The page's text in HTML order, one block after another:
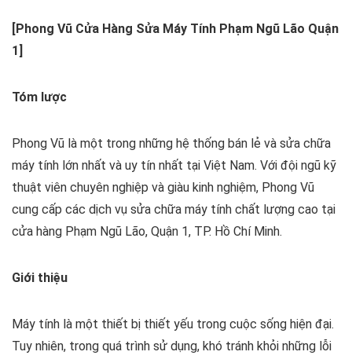
[Phong Vũ Cửa Hàng Sửa Máy Tính Phạm Ngũ Lão Quận
1]
Tóm lược
Phong Vũ là một trong những hệ thống bán lẻ và sửa chữa
máy tính lớn nhất và uy tín nhất tại Việt Nam. Với đội ngũ kỹ
thuật viên chuyên nghiệp và giàu kinh nghiệm, Phong Vũ
cung cấp các dịch vụ sửa chữa máy tính chất lượng cao tại
cửa hàng Phạm Ngũ Lão, Quận 1, TP. Hồ Chí Minh.
Giới thiệu
Máy tính là một thiết bị thiết yếu trong cuộc sống hiện đại.
Tuy nhiên, trong quá trình sử dụng, khó tránh khỏi những lỗi